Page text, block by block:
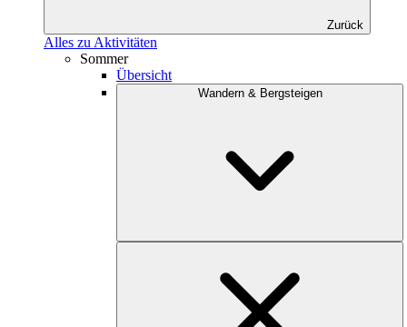
Zurück
Alles zu Aktivitäten
Sommer
Übersicht
Wandern & Bergsteigen